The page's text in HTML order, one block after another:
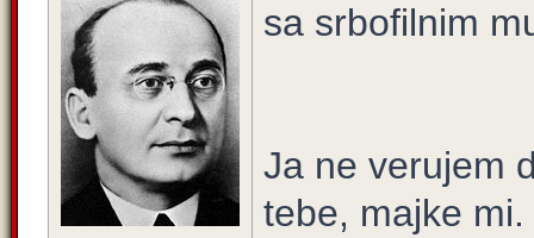
sa srbofilnim
Ja ne verujem
tebe, majke